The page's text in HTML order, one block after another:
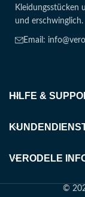
Kleidungsstücken
und
Email:
HILFE &
VERODELE
©